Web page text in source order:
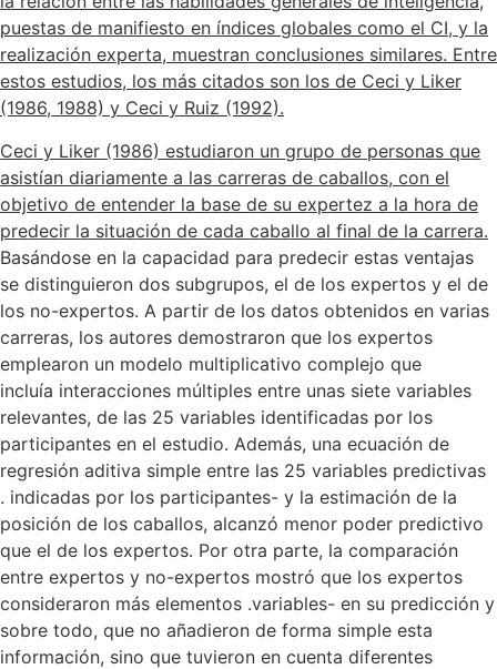
puestas de manifiesto en índices globales como el CI, y la
realización experta, muestran conclusiones similares. Entre
estos estudios, los más citados son los de Ceci y Liker
(1986, 1988) y Ceci y Ruiz (1992).
Ceci y Liker (1986) estudiaron un grupo de personas que
asistían diariamente a las carreras de caballos, con el
objetivo de entender la base de su expertez a la hora de
predecir la situación de cada caballo al final de la carrera.
Basándose en la capacidad para predecir estas ventajas
se distinguieron dos subgrupos, el de los expertos y el de
los no-expertos. A partir de los datos obtenidos en varias
carreras, los autores demostraron que los expertos
emplearon un modelo multiplicativo complejo que
incluía interacciones múltiples entre unas siete variables
relevantes, de las 25 variables identificadas por los
participantes en el estudio. Además, una ecuación de
regresión aditiva simple entre las 25 variables predictivas
. indicadas por los participantes- y la estimación de la
posición de los caballos, alcanzó menor poder predictivo
que el de los expertos. Por otra parte, la comparación
entre expertos y no-expertos mostró que los expertos
consideraron más elementos .variables- en su predicción y
sobre todo, que no añadieron de forma simple esta
información, sino que tuvieron en cuenta diferentes